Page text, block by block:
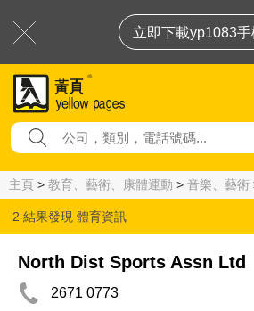
立即下載yp1083
主頁 > 教育、藝術、康體運動 > 音樂、藝術
2 結果發現 體育資訊
North Dist Sports Assn Ltd
2671 0773